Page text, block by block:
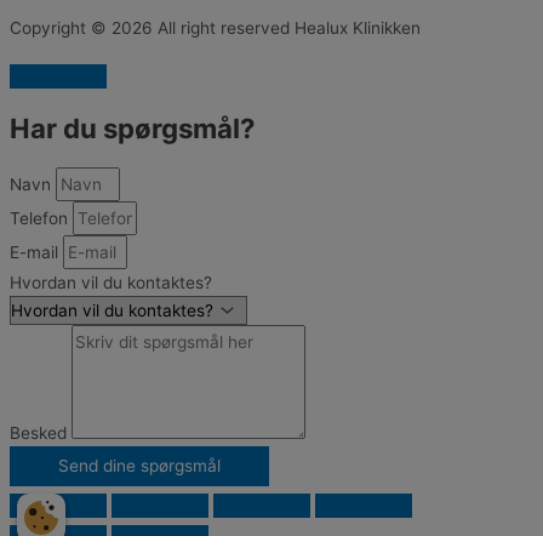
Copyright © 2026 All right reserved Healux Klinikken
Har du spørgsmål?
Navn
Telefon
E-mail
Hvordan vil du kontaktes?
Besked
Send dine spørgsmål